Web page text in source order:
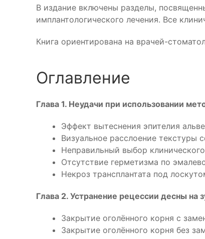
В издание включены разделы,
имплантологического лечения. Все
Книга ориентирована на врачей-
Оглавление
Глава 1. Неудачи при использовании
Эффект вытеснения эпителия
Визуальное расслоение текстуры
Неправильный выбор
Отсутствие герметизма по
Некроз трансплантата под
Глава 2. Устранение рецессии десны
Закрытие оголённого корня с
Закрытие оголённого корня без